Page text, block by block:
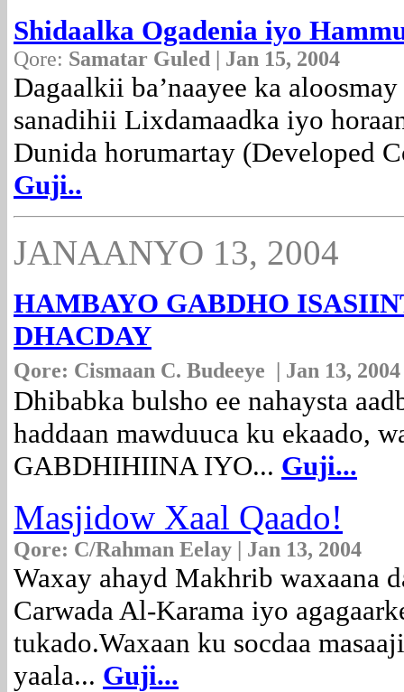
Shidaalka Ogadenia iyo
Qore: Samatar Guled | Jan 15, 2004
Dagaalkii ba’naayee ka
sanadihii Lixdamaadka iyo
Dunida horumartay (Developed
Guji..
JANAANYO 13, 2004
HAMBAYO GABDHO
DHACDAY
Qore: Cismaan C. Budeeye | Jan 13, 2004
Dhibabka bulsho ee nahaysta
haddaan mawduuca ku ekaado,
GABDHIHIINA IYO... Guji...
Masjidow Xaal Qaado!
Qore: C/Rahman Eelay | Jan 13, 2004
Waxay ahayd Makhrib waxaana
Carwada Al-Karama iyo
tukado.Waxaan ku socdaa
yaala... Guji...